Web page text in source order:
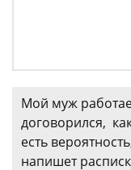
Мой муж
договорился,
есть
напишет